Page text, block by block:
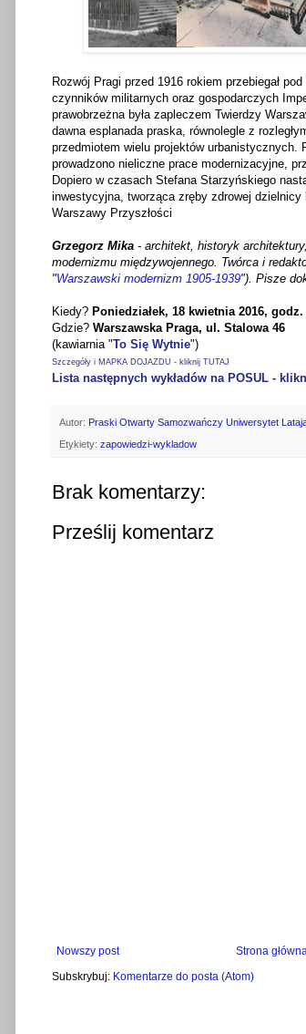
Rozwój Pragi przed 1916 rokiem przebiegał
czynników militarnych oraz gospodarczych
prawobrzeżna była zapleczem Twierdzy
dawna esplanada praska, równolegle z
przedmiotem wielu projektów urbanistycznych.
prowadzono nieliczne prace modernizacyjne,
Dopiero w czasach Stefana Starzyńskiego
inwestycyjna, tworząca zręby zdrowej dzielnicy
Warszawy Przyszłości
Grzegorz Mika - architekt, historyk
modernizmu międzywojennego. Twórca i
"Warszawski modernizm 1905-1939"). Pisze
Kiedy? Poniedziałek, 18 kwietnia 2016, godz.
Gdzie? Warszawska Praga, ul. Stalowa 46
(kawiarnia "To Się Wytnie")
Szczegóły i MAPKA DOJAZDU - kliknij TUTAJ
Lista następnych wykładów na POSUL -
Autor: Praski Otwarty Samozwańczy Uniwersytet
Etykiety: zapowiedzi-wykladow
Brak komentarzy:
Prześlij komentarz
Nowszy post
Strona
Subskrybuj: Komentarze do posta (Atom)